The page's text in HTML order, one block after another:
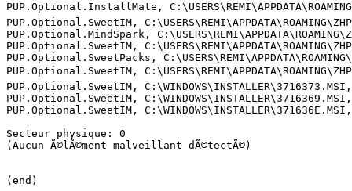
PUP.Optional.InstallMate,
PUP.Optional.SweetIM,
PUP.Optional.MindSpark,
PUP.Optional.SweetIM,
PUP.Optional.SweetPacks,
PUP.Optional.SweetIM,
PUP.Optional.SweetIM,
PUP.Optional.SweetIM,
PUP.Optional.SweetIM,
Secteur physique: 0
(Aucun Ã©lÃ©ment malveillant dÃ©tectÃ©)
(end)